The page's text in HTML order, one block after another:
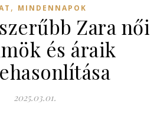
, MINDENNAPOK
Zara női
és áraik
2025.03.01.